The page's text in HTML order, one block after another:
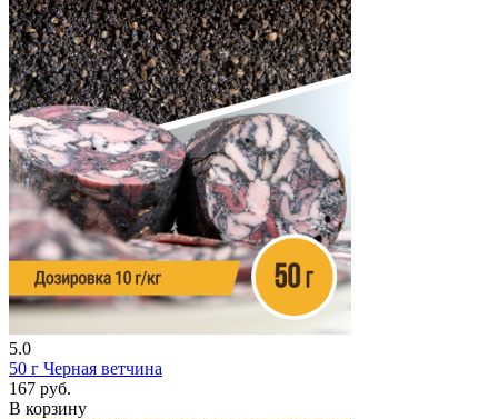
5.0
50 г Черная ветчина
167 руб.
В корзину